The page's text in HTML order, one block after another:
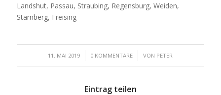
Landshut, Passau, Straubing, Regensburg, Weiden,
Starnberg, Freising
11. MAI 2019
/ 0 KOMMENTARE
/ VON PETER
Eintrag teilen